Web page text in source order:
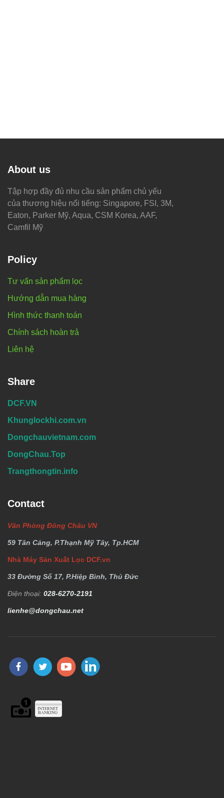
About us
Tập hợp đầy đủ nhu cầu sản phẩm chủ yếu
của thương hiệu nổi tiếng: Singapore, FSI, 3M,
Eaton, Parker Mỹ, Aqua, CSM Korea, AAF,
Camfil Mỹ
Policy
Tư vấn sản phẩm lọc
Hướng dẫn mua hàng
Hình thức thanh toán
Chính sách hoàn trả
Liên hệ
Share
DCF.VN
Khunglockhi.com.vn
Dongchauvietnam.com
DongChau.Top
Trangthongtin.info
Contact
Văn Phòng Đông Châu VN
59 Tân Cảng, P.Thạnh Mỹ Tây, Tp.HCM
Nhà Máy Sản Xuất Lọc DCF.vn
33 Đường Số 17, P.Hiệp Bình, Thủ Đức
Điện thoại: 028-6270-2191
lienhe@dongchau.net